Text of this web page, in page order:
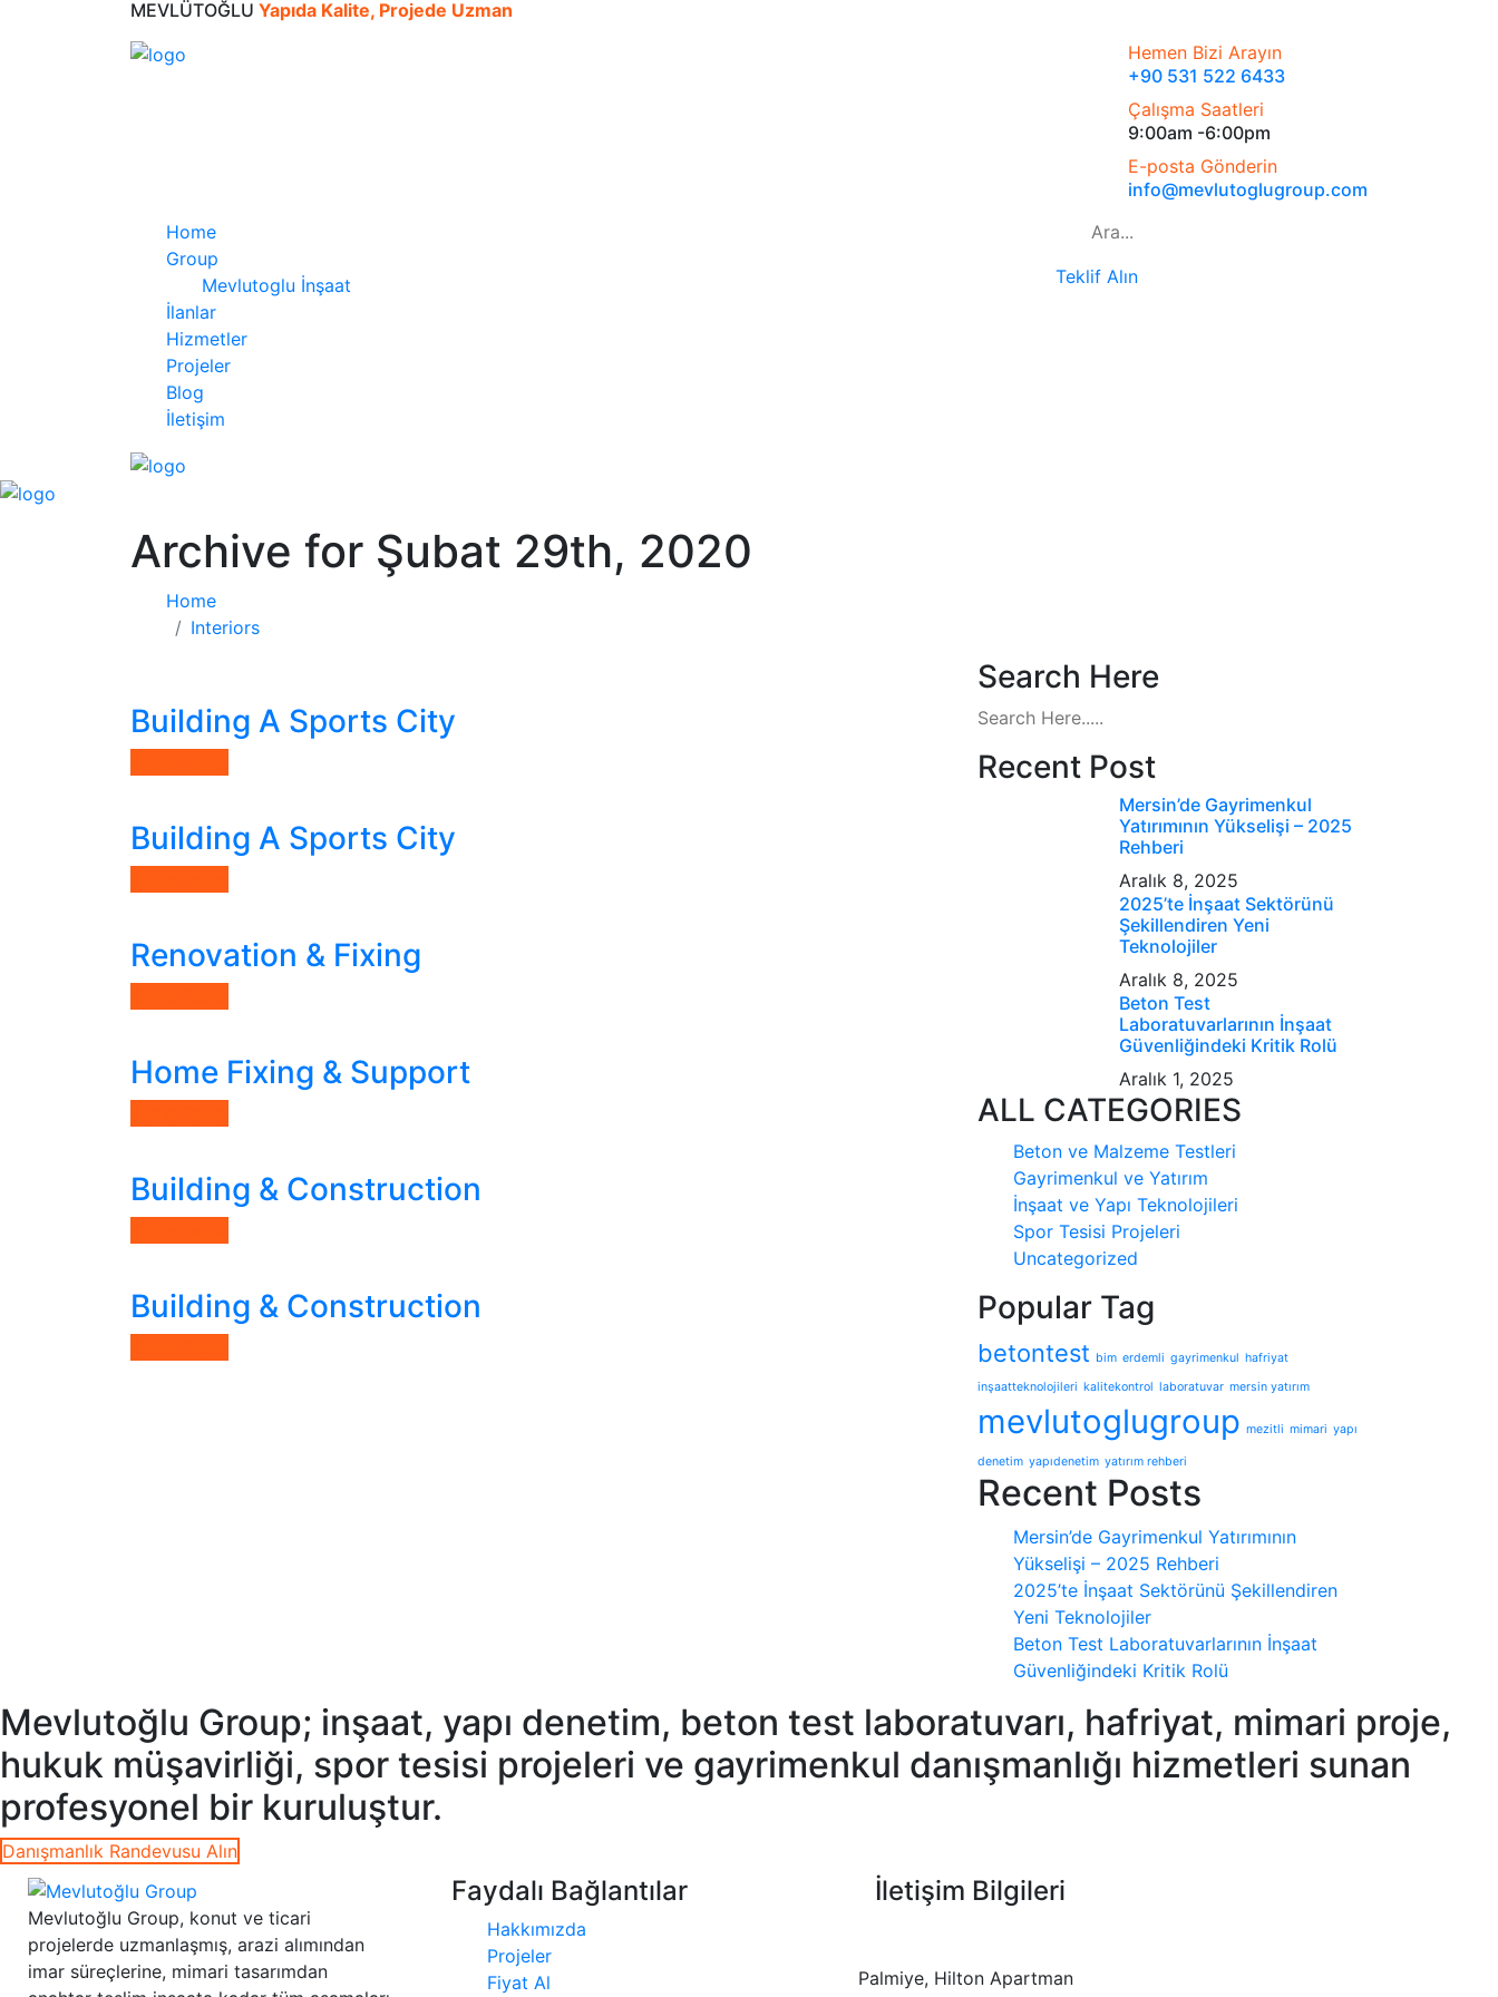
MEVLÜTOĞLU Yapıda Kalite, Projede Uzman
Hemen Bizi Arayın
+90 531 522 6433
Çalışma Saatleri
9:00am -6:00pm
E-posta Gönderin
info@mevlutoglugroup.com
Home
Group
Mevlutoglu İnşaat
İlanlar
Hizmetler
Projeler
Blog
İletişim
Teklif Alın
Archive for Şubat 29th, 2020
Home
Interiors
Building A Sports City
Building A Sports City
Renovation & Fixing
Home Fixing & Support
Building & Construction
Building & Construction
Search Here
Recent Post
Mersin’de Gayrimenkul
Yatırımının Yükselişi – 2025
Rehberi
Aralık 8, 2025
2025’te İnşaat Sektörünü
Şekillendiren Yeni
Teknolojiler
Aralık 8, 2025
Beton Test
Laboratuvarlarının İnşaat
Güvenliğindeki Kritik Rolü
Aralık 1, 2025
ALL CATEGORIES
Beton ve Malzeme Testleri
Gayrimenkul ve Yatırım
İnşaat ve Yapı Teknolojileri
Spor Tesisi Projeleri
Uncategorized
Popular Tag
betontest bim erdemli gayrimenkul hafriyat
inşaatteknolojileri kalitekontrol laboratuvar mersin yatırım
mevlutoglugroup mezitli mimari yapı
denetim yapıdenetim yatırım rehberi
Recent Posts
Mersin’de Gayrimenkul Yatırımının
Yükselişi – 2025 Rehberi
2025’te İnşaat Sektörünü Şekillendiren
Yeni Teknolojiler
Beton Test Laboratuvarlarının İnşaat
Güvenliğindeki Kritik Rolü
Mevlutoğlu Group; inşaat, yapı denetim, beton test laboratuvarı, hafriyat, mimari proje,
hukuk müşavirliği, spor tesisi projeleri ve gayrimenkul danışmanlığı hizmetleri sunan
profesyonel bir kuruluştur.
Danışmanlık Randevusu Alın
Mevlutoğlu Group, konut ve ticari
projelerde uzmanlaşmış, arazi alımından
imar süreçlerine, mimari tasarımdan
Faydalı Bağlantılar
Hakkımızda
Projeler
Fiyat Al
İletişim Bilgileri
Palmiye, Hilton Apartman